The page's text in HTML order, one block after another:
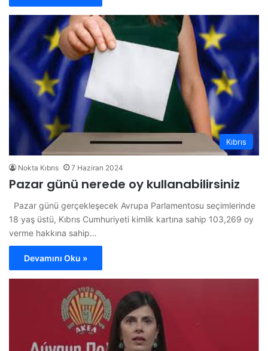
Kıbrıs
Nokta Kıbrıs 7 Haziran 2024
Pazar günü nerede oy kullanabilirsiniz
Pazar günü gerçekleşecek Avrupa Parlamentosu seçimlerinde
18 yaş üstü, Kıbrıs Cumhuriyeti kimlik kartına sahip 103,269 oy
verme hakkına sahip…
Devamını Oku »